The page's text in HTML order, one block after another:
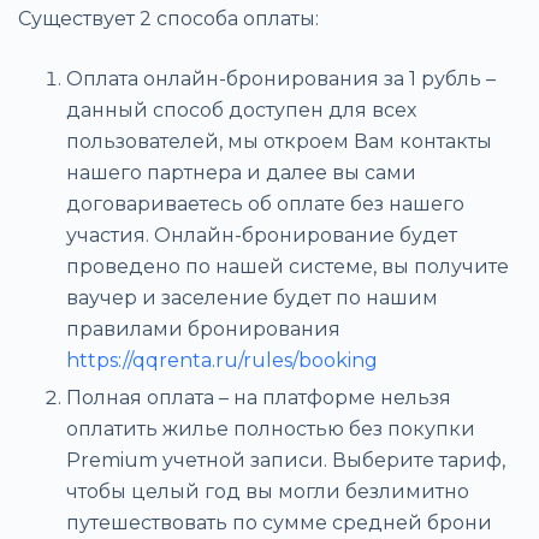
Существует 2 способа оплаты:
Оплата онлайн-бронирования за 1 рубль –
данный способ доступен для всех
пользователей, мы откроем Вам контакты
нашего партнера и далее вы сами
договариваетесь об оплате без нашего
участия. Онлайн-бронирование будет
проведено по нашей системе, вы получите
ваучер и заселение будет по нашим
правилами бронирования
https://qqrenta.ru/rules/booking
Полная оплата – на платформе нельзя
оплатить жилье полностью без покупки
Premium учетной записи. Выберите тариф,
чтобы целый год вы могли безлимитно
путешествовать по сумме средней брони